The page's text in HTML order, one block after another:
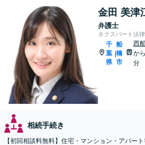
金田 美津
弁護士
ネクスパート法
千
葉
県
|
船
橋
市
西
か
分
相続手続き
【初回相談料無料】住宅・マンション・アパー